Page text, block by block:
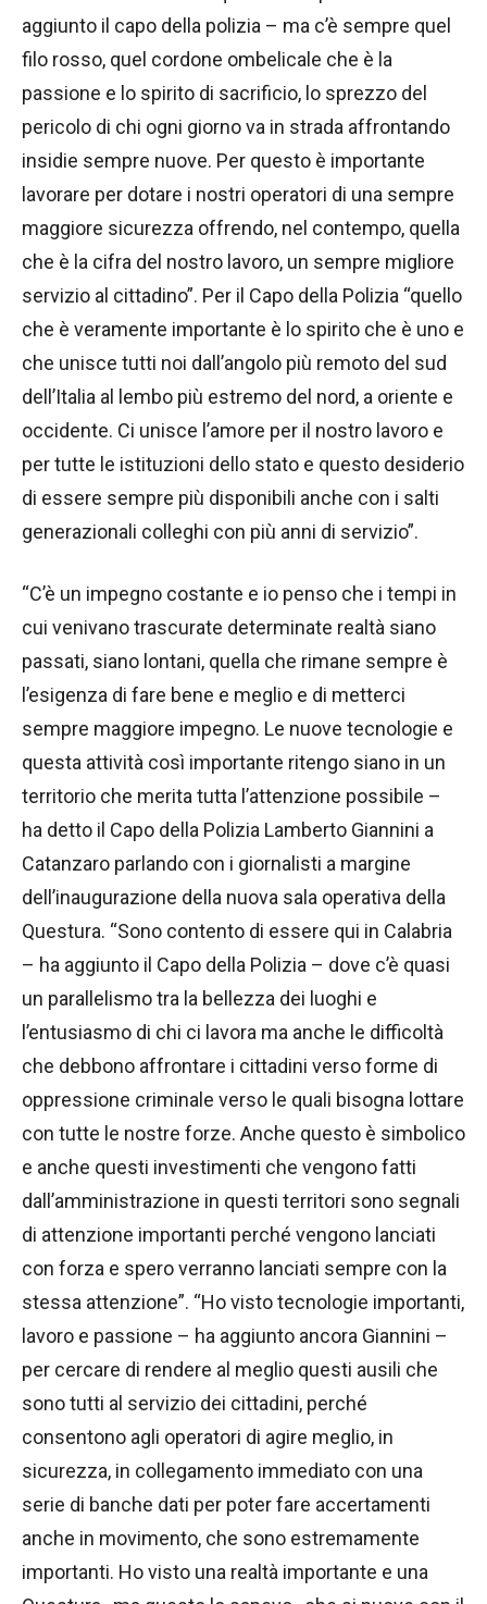
aggiunto il capo della polizia – ma c’è sempre quel
filo rosso, quel cordone ombelicale che è la
passione e lo spirito di sacrificio, lo sprezzo del
pericolo di chi ogni giorno va in strada affrontando
insidie sempre nuove. Per questo è importante
lavorare per dotare i nostri operatori di una sempre
maggiore sicurezza offrendo, nel contempo, quella
che è la cifra del nostro lavoro, un sempre migliore
servizio al cittadino”. Per il Capo della Polizia “quello
che è veramente importante è lo spirito che è uno e
che unisce tutti noi dall’angolo più remoto del sud
dell’Italia al lembo più estremo del nord, a oriente e
occidente. Ci unisce l’amore per il nostro lavoro e
per tutte le istituzioni dello stato e questo desiderio
di essere sempre più disponibili anche con i salti
generazionali colleghi con più anni di servizio”.
“C’è un impegno costante e io penso che i tempi in
cui venivano trascurate determinate realtà siano
passati, siano lontani, quella che rimane sempre è
l’esigenza di fare bene e meglio e di metterci
sempre maggiore impegno. Le nuove tecnologie e
questa attività così importante ritengo siano in un
territorio che merita tutta l’attenzione possibile –
ha detto il Capo della Polizia Lamberto Giannini a
Catanzaro parlando con i giornalisti a margine
dell’inaugurazione della nuova sala operativa della
Questura. “Sono contento di essere qui in Calabria
– ha aggiunto il Capo della Polizia – dove c’è quasi
un parallelismo tra la bellezza dei luoghi e
l’entusiasmo di chi ci lavora ma anche le difficoltà
che debbono affrontare i cittadini verso forme di
oppressione criminale verso le quali bisogna lottare
con tutte le nostre forze. Anche questo è simbolico
e anche questi investimenti che vengono fatti
dall’amministrazione in questi territori sono segnali
di attenzione importanti perché vengono lanciati
con forza e spero verranno lanciati sempre con la
stessa attenzione”. “Ho visto tecnologie importanti,
lavoro e passione – ha aggiunto ancora Giannini –
per cercare di rendere al meglio questi ausili che
sono tutti al servizio dei cittadini, perché
consentono agli operatori di agire meglio, in
sicurezza, in collegamento immediato con una
serie di banche dati per poter fare accertamenti
anche in movimento, che sono estremamente
importanti. Ho visto una realtà importante e una